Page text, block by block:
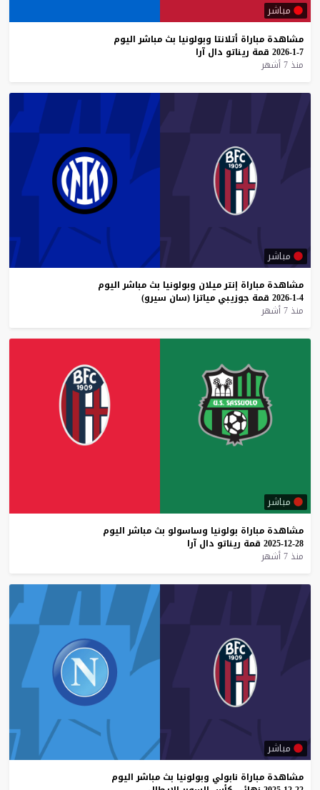
مباشر
مشاهدة مباراة أتلانتا وبولونيا بث مباشر اليوم
7-1-2026
قمة ريناتو دال آرا
منذ 7 أشهر
مباشر
مشاهدة مباراة إنترميلان وبولونيا بث مباشر اليوم
4-1-2026
قمة جوزيبي مياتزا (سان سيرو)
منذ 7 أشهر
مباشر
مشاهدة مباراة بولونيا وساسولو بث مباشر اليوم
28-12-2025
قمة ريناتو دال آرا
منذ 7 أشهر
مباشر
مشاهدة مباراة نابولي وبولونيا بث مباشر اليوم